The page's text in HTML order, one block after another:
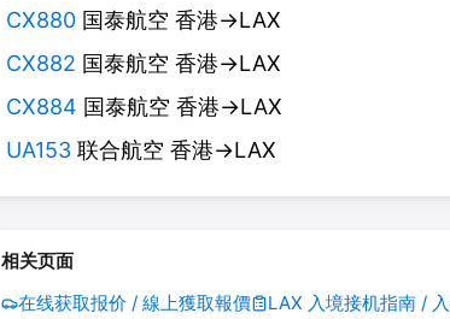
CX880 国泰航空 香港→LAX
CX882 国泰航空 香港→LAX
CX884 国泰航空 香港→LAX
UA153 联合航空 香港→LAX
相关页面
在线获取报价 / 線上獲取報價
LAX 入境接机指南 /